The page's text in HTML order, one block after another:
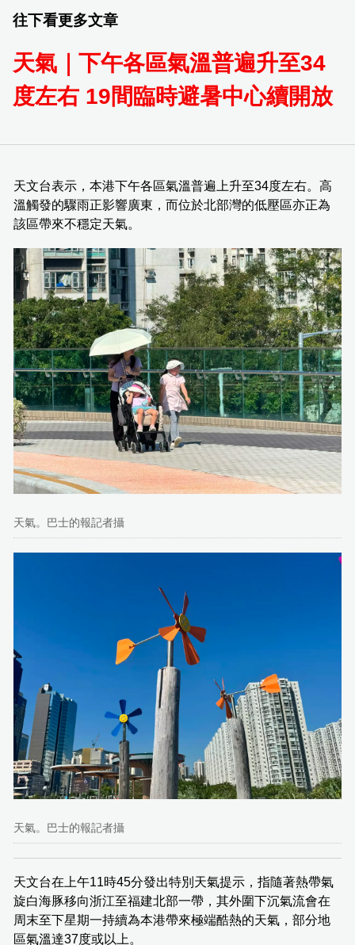
往下看更多文章
天氣｜下午各區氣溫普遍升至34
度左右 19間臨時避暑中心續開放
天文台表示，本港下午各區氣溫普遍上升至34度左右。高
溫觸發的驟雨正影響廣東，而位於北部灣的低壓區亦正為
該區帶來不穩定天氣。
天氣。巴士的報記者攝
天氣。巴士的報記者攝
天文台在上午11時45分發出特別天氣提示，指隨著熱帶氣
旋白海豚移向浙江至福建北部一帶，其外圍下沉氣流會在
周末至下星期一持續為本港帶來極端酷熱的天氣，部分地
區氣溫達37度或以上。